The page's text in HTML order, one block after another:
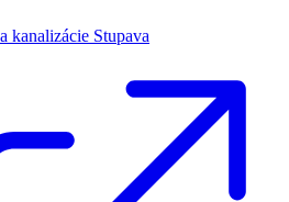
kanalizácie Stupava